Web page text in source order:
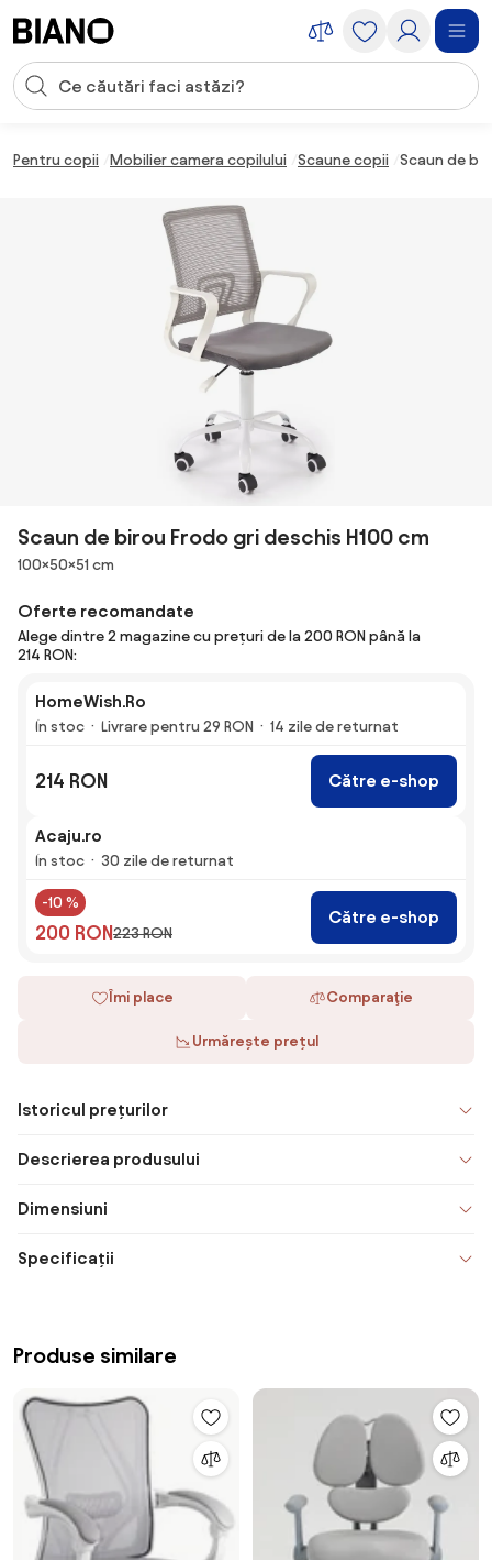
Introducerea căutării
Pentru copii Mobilier camera copilului Scaune copii Scaun de
Scaun de birou Frodo gri deschis H100 cm
Dimensiuni
100×50×51 cm
Oferte recomandate
Alege dintre 2 magazine cu prețuri de la 200 RON până la
214 RON:
HomeWish.Ro
În stoc Livrare pentru 29 RON 14 zile de returnat
214 RON Către e-shop
Acaju.ro
În stoc 30 zile de returnat
-10 %
200 RON223 RON
Către e-shop
Îmi place Comparaţie
Urmărește prețul
Istoricul prețurilor
Descrierea produsului
Dimensiuni
Specificații
Produse similare